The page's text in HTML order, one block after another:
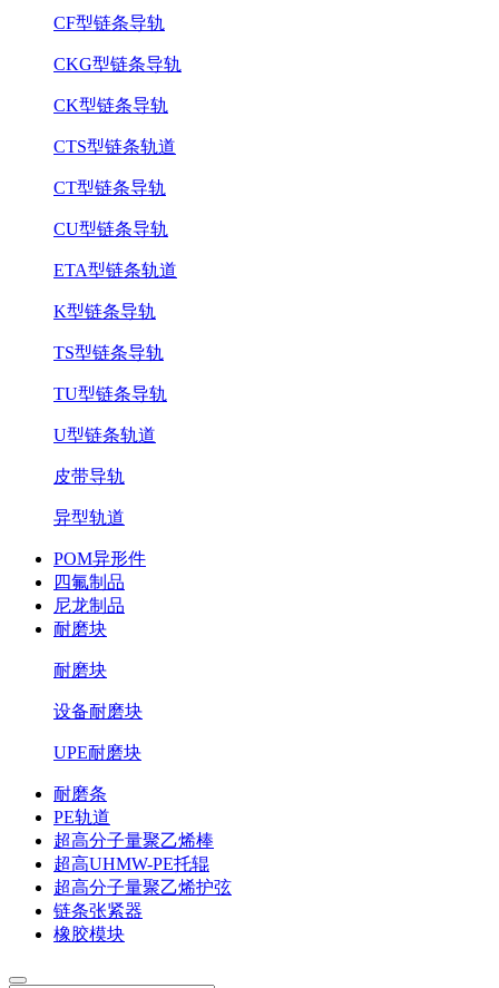
CF型链条导轨
CKG型链条导轨
CK型链条导轨
CTS型链条轨道
CT型链条导轨
CU型链条导轨
ETA型链条轨道
K型链条导轨
TS型链条导轨
TU型链条导轨
U型链条轨道
皮带导轨
异型轨道
POM异形件
四氟制品
尼龙制品
耐磨块
耐磨块
设备耐磨块
UPE耐磨块
耐磨条
PE轨道
超高分子量聚乙烯棒
超高UHMW-PE托辊
超高分子量聚乙烯护弦
链条张紧器
橡胶模块